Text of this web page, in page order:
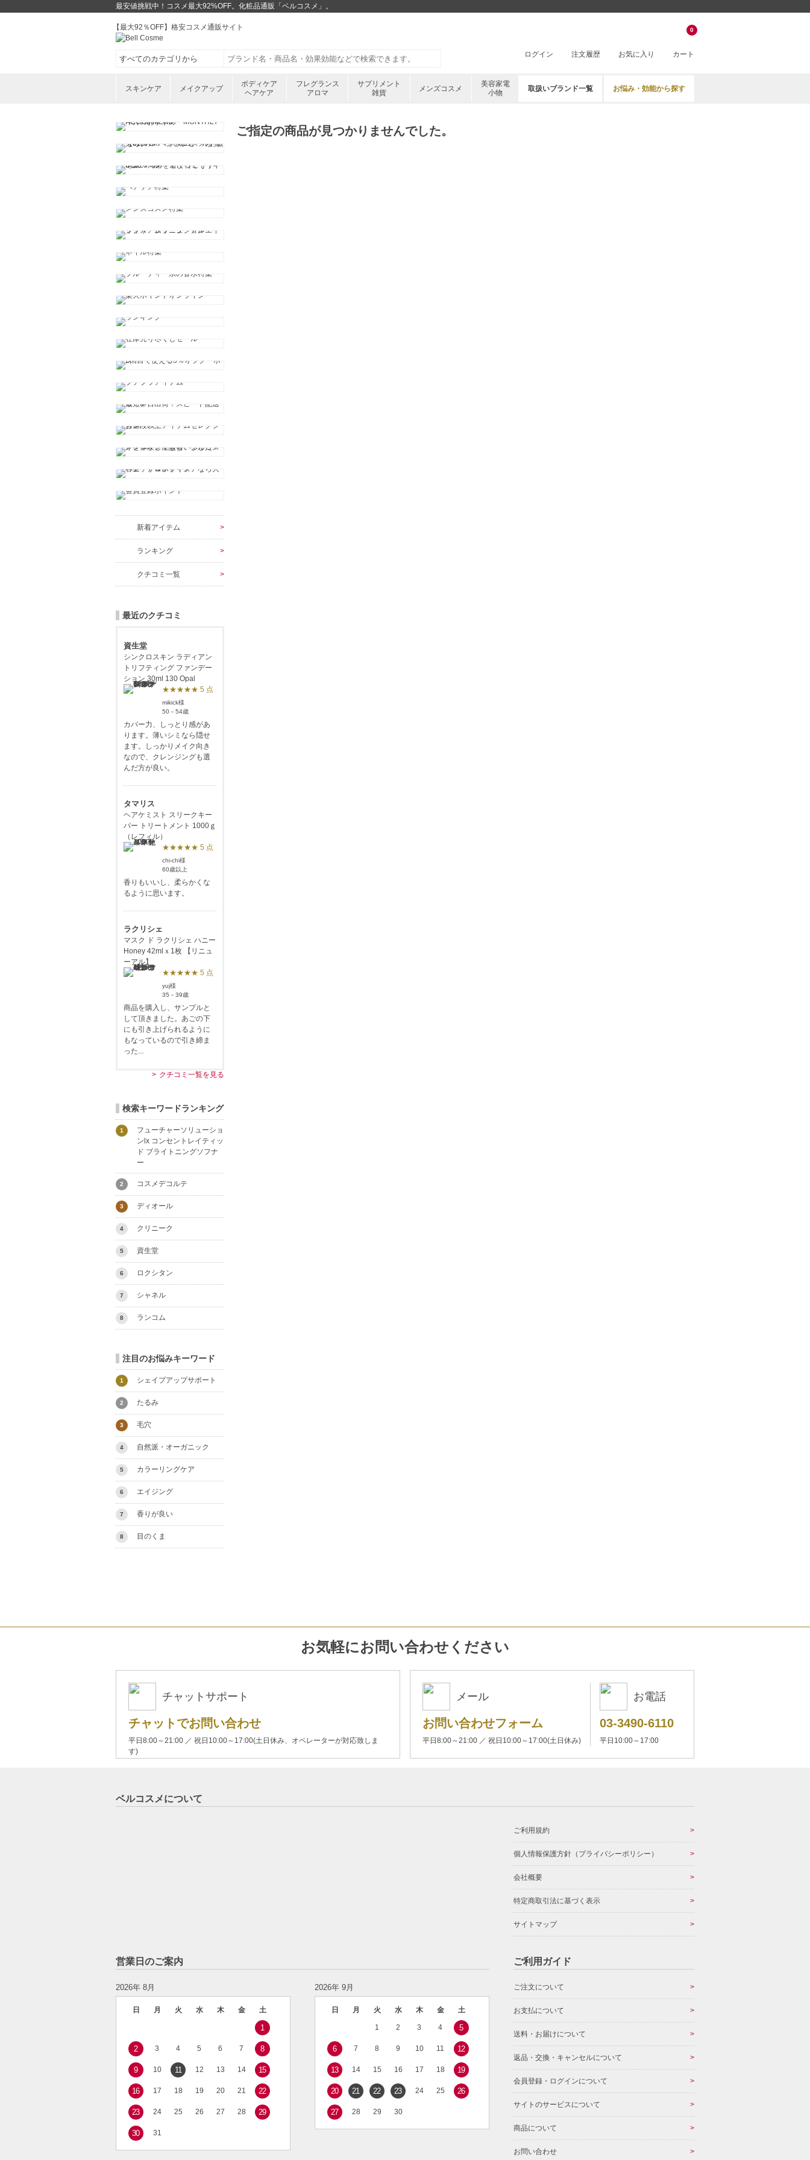
最安値挑戦中！コスメ最大92%OFF。化粧品通販「ベルコスメ」。
【最大92％OFF】格安コスメ通販サイト
ログイン 注文履歴 お気に入り カート
0
スキンケア メイクアップ
ボディケア
ヘアケア
フレグランス
アロマ
サプリメント
雑貨
メンズコスメ
美容家電
小物
取扱いブランド一覧 お悩み・効能から探す
ご指定の商品が見つかりませんでした。
新着アイテム
ランキング
クチコミ一覧
最近のクチコミ
資生堂
シンクロスキン ラディアン
トリフティング ファンデー
ション 30ml 130 Opal
★★★★★ 5 点
mikick様
50－54歳
カバー力、しっとり感があ
ります。薄いシミなら隠せ
ます。しっかりメイク向き
なので、クレンジングも選
んだ方が良い。
タマリス
ヘアケミスト スリークキー
パー トリートメント 1000ｇ
（レフィル）
★★★★★ 5 点
chi-chi様
60歳以上
香りもいいし、柔らかくな
るように思います。
ラクリシェ
マスク ド ラクリシェ ハニー
Honey 42mlｘ1枚 【リニュ
ーアル】
★★★★★ 5 点
yuj様
35－39歳
商品を購入し、サンプルと
して頂きました。あごの下
にも引き上げられるように
もなっているので引き締ま
った...
クチコミ一覧を見る
検索キーワードランキング
1
フューチャーソリューショ
ンlx コンセントレイティッ
ド ブライトニングソフナ
ー
2 コスメデコルテ
3 ディオール
4 クリニーク
5 資生堂
6 ロクシタン
7 シャネル
8 ランコム
注目のお悩みキーワード
1 シェイプアップサポート
2 たるみ
3 毛穴
4 自然派・オーガニック
5 カラーリングケア
6 エイジング
7 香りが良い
8 目のくま
お気軽にお問い合わせください
チャットサポート
チャットでお問い合わせ
平日8:00～21:00 ／ 祝日10:00～17:00(土日休み、オペレーターが対応致しま
す)
メール
お問い合わせフォーム
平日8:00～21:00 ／ 祝日10:00～17:00(土日休み)
お電話
03-3490-6110
平日10:00～17:00
ベルコスメについて
ご利用規約
個人情報保護方針（プライバシーポリシー）
会社概要
特定商取引法に基づく表示
サイトマップ
営業日のご案内
2026年 8月
日 月 火 水 木 金 土
1
2 3 4 5 6 7 8
9 10 11 12 13 14 15
16 17 18 19 20 21 22
23 24 25 26 27 28 29
30 31
2026年 9月
日 月 火 水 木 金 土
1 2 3 4 5
6 7 8 9 10 11 12
13 14 15 16 17 18 19
20 21 22 23 24 25 26
27 28 29 30
ご利用ガイド
ご注文について
お支払について
送料・お届けについて
返品・交換・キャンセルについて
会員登録・ログインについて
サイトのサービスについて
商品について
お問い合わせ